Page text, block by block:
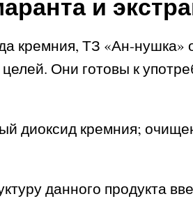
кремния, ТЗ «Ан-нушка»
Они готовы к
диоксид кремния;
данного продукта